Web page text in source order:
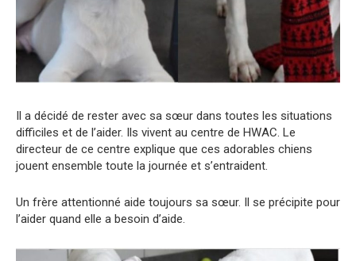
Il a décidé de rester avec sa sœur dans toutes les situations
difficiles et de l’aider. Ils vivent au centre de HWAC. Le
directeur de ce centre explique que ces adorables chiens
jouent ensemble toute la journée et s’entraident.
Un frère attentionné aide toujours sa sœur. Il se précipite pour
l’aider quand elle a besoin d’aide.